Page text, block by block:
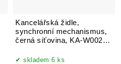
Kancelářská židle,
synchronní mechanismus,
černá síťovina, KA-W002
skladem 6 ks